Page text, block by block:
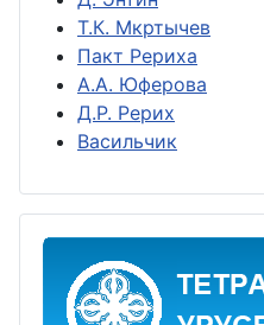
Т.К. Мкртычев
Пакт Рериха
А.А. Юферова
Д.Р. Рерих
Васильчик